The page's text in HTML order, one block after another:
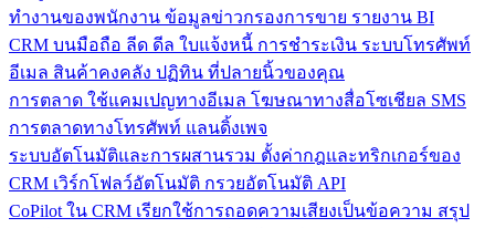
ทำงานของพนักงาน ข้อมูลข่าวกรองการขาย รายงาน BI
CRM บนมือถือ ลีด ดีล ใบแจ้งหนี้ การชำระเงิน ระบบโทรศัพท์
อีเมล สินค้าคงคลัง ปฏิทิน ที่ปลายนิ้วของคุณ
การตลาด ใช้แคมเปญทางอีเมล โฆษณาทางสื่อโซเชียล SMS
การตลาดทางโทรศัพท์ แลนดิ้งเพจ
ระบบอัตโนมัติและการผสานรวม ตั้งค่ากฎและทริกเกอร์ของ
CRM เวิร์กโฟลว์อัตโนมัติ กรวยอัตโนมัติ API
CoPilot ใน CRM เรียกใช้การถอดความเสียงเป็นข้อความ สรุป